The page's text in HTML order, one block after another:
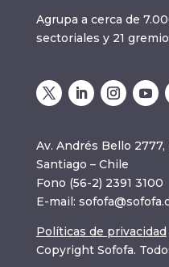
Agrupa a cerca de
sectoriales y 21
Av. Andrés Bello 2777,
Santiago – Chile
Fono (56-2) 2391 3100
E-mail:
Políticas de privacidad
Copyright Sofofa.